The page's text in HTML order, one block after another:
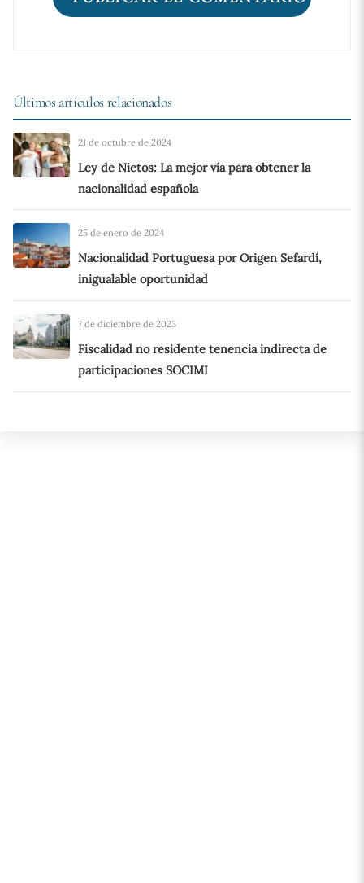
Últimos artículos relacionados
21 de octubre de 2024
Ley de Nietos: La mejor vía para obtener la
nacionalidad española
25 de enero de 2024
Nacionalidad Portuguesa por Origen Sefardí,
inigualable oportunidad
7 de diciembre de 2023
Fiscalidad no residente tenencia indirecta de
participaciones SOCIMI